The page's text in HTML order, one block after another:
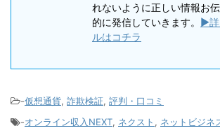
れないように正しい情報お
的に発信していきます。 ▶詳
ルはコチラ
-仮想通貨, 詐欺検証, 評判・口コミ
-オンライン収入NEXT, ネクスト , ネットビジネ